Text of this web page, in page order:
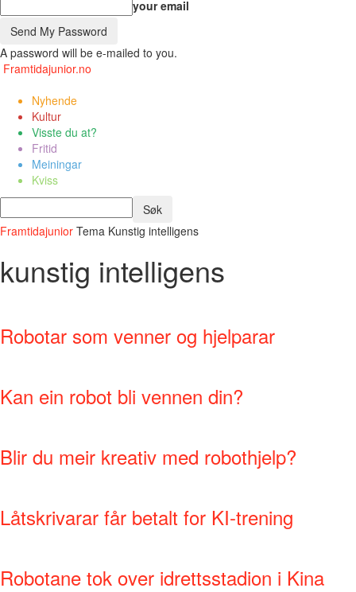
your email
A password will be e-mailed to you.
Framtidajunior.no
Nyhende
Kultur
Visste du at?
Fritid
Meiningar
Kviss
Framtidajunior Tema Kunstig intelligens
kunstig intelligens
Robotar som venner og hjelparar
Kan ein robot bli vennen din?
Blir du meir kreativ med robothjelp?
Låtskrivarar får betalt for KI-trening
Robotane tok over idrettsstadion i Kina